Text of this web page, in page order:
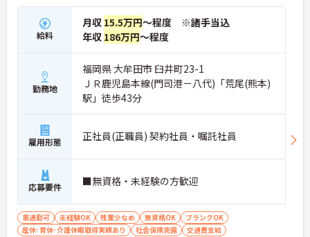
給料
月収 15.5万円～程度 ※諸手当込
年収 186万円～程度
勤務地
福岡県 大牟田市 臼井町23-1
ＪＲ鹿児島本線(門司港－八代)「荒尾(熊本)
駅」徒歩43分
雇用形態 正社員(正職員) 契約社員・嘱託社員
応募要件 ■無資格・未経験の方歓迎
車通勤可 未経験OK 残業少なめ 無資格OK
ブランクOK
産休･育休･介護休暇取得実績あり
社会保険完備 交通費支給